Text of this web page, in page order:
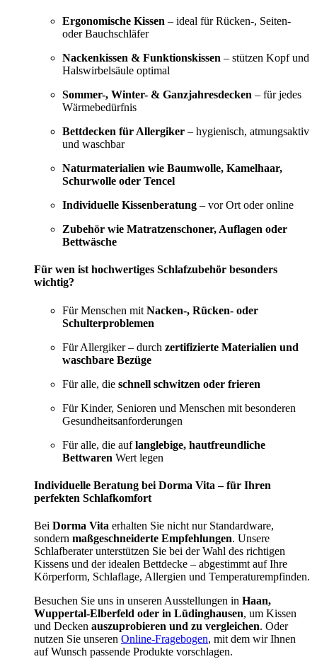
Ergonomische Kissen – ideal für Rücken-, Seiten-
oder Bauchschläfer
Nackenkissen & Funktionskissen – stützen Kopf und
Halswirbelsäule optimal
Sommer-, Winter- & Ganzjahresdecken – für jedes
Wärmebedürfnis
Bettdecken für Allergiker – hygienisch, atmungsaktiv
und waschbar
Naturmaterialien wie Baumwolle, Kamelhaar,
Schurwolle oder Tencel
Individuelle Kissenberatung – vor Ort oder online
Zubehör wie Matratzenschoner, Auflagen oder
Bettwäsche
Für wen ist hochwertiges Schlafzubehör besonders
wichtig?
Für Menschen mit Nacken-, Rücken- oder
Schulterproblemen
Für Allergiker – durch zertifizierte Materialien und
waschbare Bezüge
Für alle, die schnell schwitzen oder frieren
Für Kinder, Senioren und Menschen mit besonderen
Gesundheitsanforderungen
Für alle, die auflanglebige, hautfreundliche
Bettwaren Wert legen
Individuelle Beratung bei Dorma Vita – für Ihren
perfekten Schlafkomfort
Bei Dorma Vita erhalten Sie nicht nur Standardware,
sondern maßgeschneiderte Empfehlungen. Unsere
Schlafberater unterstützen Sie bei der Wahl des richtigen
Kissens und der idealen Bettdecke – abgestimmt auf Ihre
Körperform, Schlaflage, Allergien und Temperaturempfinden.
Besuchen Sie uns in unseren Ausstellungen in Haan,
Wuppertal-Elberfeld oder in Lüdinghausen, um Kissen
und Decken auszuprobieren und zu vergleichen. Oder
nutzen Sie unseren Online-Fragebogen, mit dem wir Ihnen
auf Wunsch passende Produkte vorschlagen.